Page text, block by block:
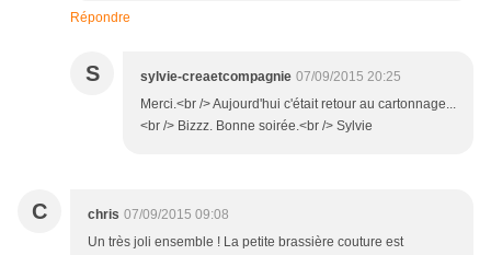
Répondre
S sylvie-creaetcompagnie 07/09/2015 20:25
Merci.<br /> Aujourd'hui c'était retour au cartonnage...
<br /> Bizzz. Bonne soirée.<br /> Sylvie
C chris 07/09/2015 09:08
Un très joli ensemble ! La petite brassière couture est